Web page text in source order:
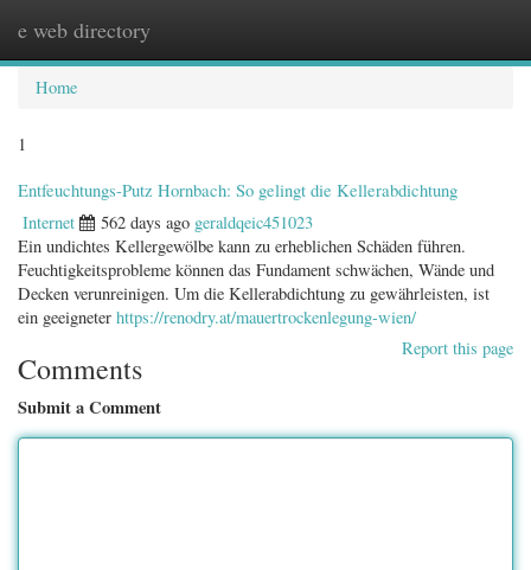
e web directory
Home
1
Entfeuchtungs-Putz Hornbach: So gelingt die Kellerabdichtung
Internet 562 days ago geraldqeic451023
Ein undichtes Kellergewölbe kann zu erheblichen Schäden führen.
Feuchtigkeitsprobleme können das Fundament schwächen, Wände und
Decken verunreinigen. Um die Kellerabdichtung zu gewährleisten, ist
ein geeigneter https://renodry.at/mauertrockenlegung-wien/
Report this page
Comments
Submit a Comment